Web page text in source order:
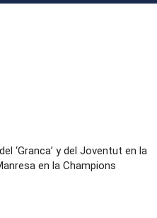
‘Granca’ y del Joventut en la
en la Champions